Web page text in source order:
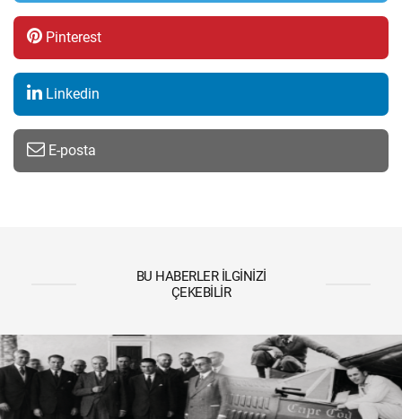
Pinterest
Linkedin
E-posta
BU HABERLER İLGINIZI
ÇEKEBILIR